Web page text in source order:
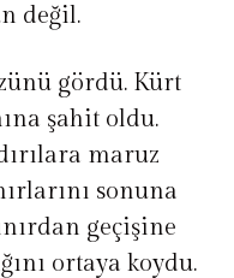
değil.
gördü. Kürt
şahit oldu.
maruz
sonuna
geçişine
ortaya koydu.